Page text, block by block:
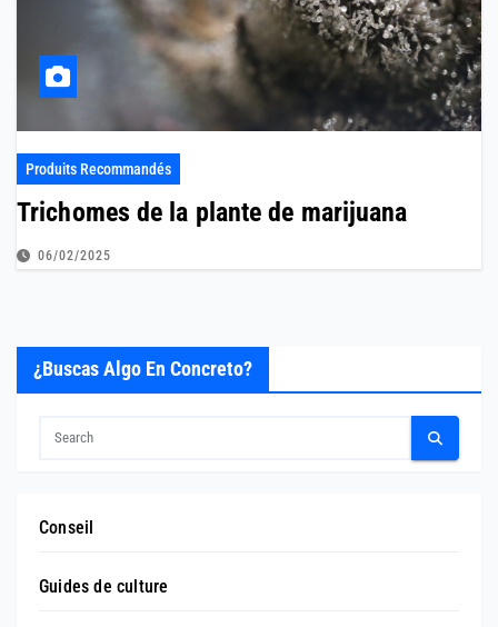
Produits Recommandés
Trichomes de la plante de marijuana
06/02/2025
¿Buscas Algo En Concreto?
Conseil
Guides de culture